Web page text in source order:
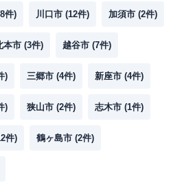
8件) 川口市 (12件) 加須市 (2件)
本市 (3件) 越谷市 (7件)
) 三郷市 (4件) 新座市 (4件)
) 狭山市 (2件) 志木市 (1件)
件) 鶴ヶ島市 (2件)